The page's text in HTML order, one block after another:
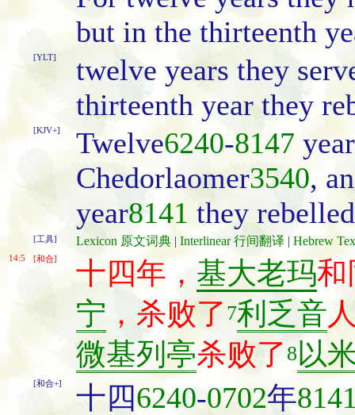
but in the thirteenth
[YLT]
twelve years they
thirteenth year they
[KJV+] Twelve6240-8147
Chedorlaomer3540,
year8141 they rebelled
[工具] Lexicon 原文词典 | Interlinear 行间翻译 | Hebrew
14:5 [和合] 十四年， 基大老玛和
宁 ，杀败了 7利乏音
微基列亭杀败了 8以
[和合+] 十四6240-0702年